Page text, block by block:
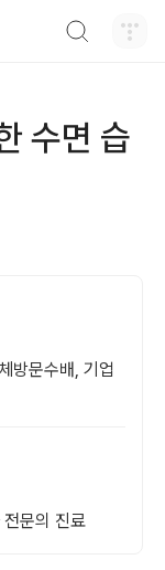
수면 습
방문수배, 기업
문의 진료